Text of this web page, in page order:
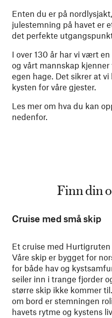
Enten du er på
julestemning på havet er
det perfekte
I over 130 år har vi vært
og vårt mannskap
egen hage. Det sikrer at
kysten for våre gjester.
Les mer om hva du kan
nedenfor.
Finn din
Cruise med små skip
Et cruise med
Våre skip er bygget for
for både hav og
seiler inn i trange fjorder
større skip ikke kommer
om bord er stemningen
havets rytme og kystens